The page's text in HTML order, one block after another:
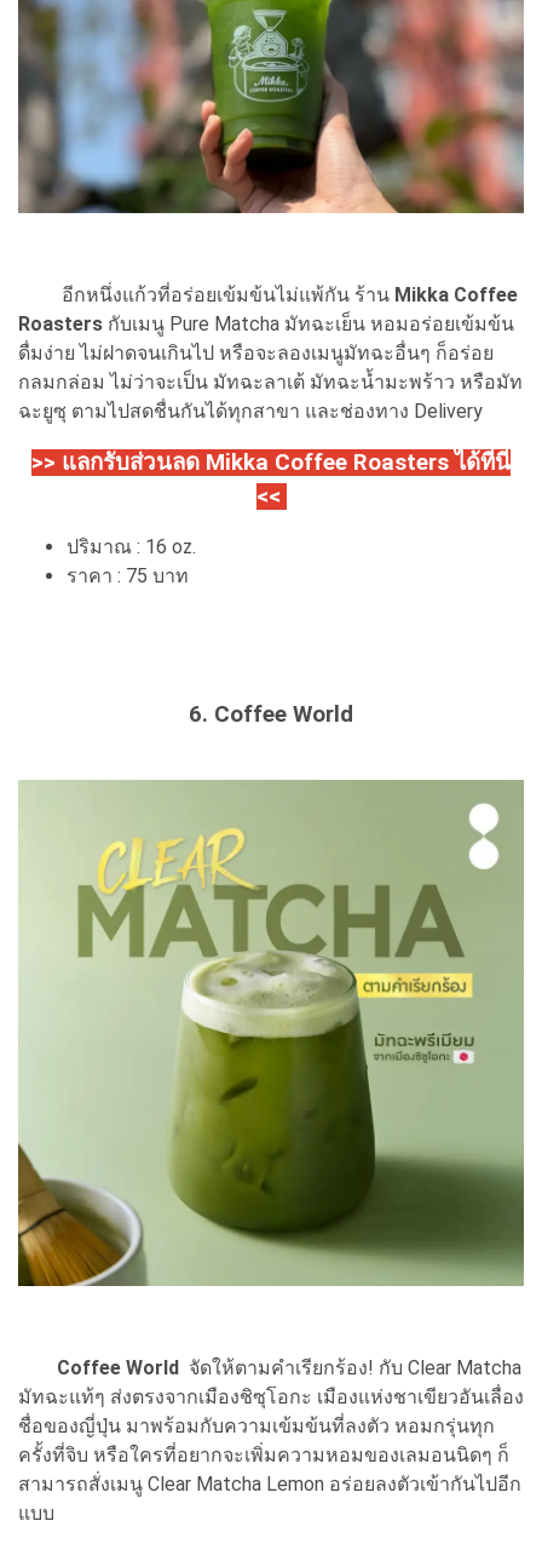
อีกหนึ่งแก้วที่อร่อยเข้มข้นไม่แพ้กัน ร้าน Mikka Coffee
Roasters กับเมนู Pure Matcha มัทฉะเย็น หอมอร่อยเข้มข้น
ดื่มง่าย ไม่ฝาดจนเกินไป หรือจะลองเมนูมัทฉะอื่นๆ ก็อร่อย
กลมกล่อม ไม่ว่าจะเป็น มัทฉะลาเต้ มัทฉะน้ำมะพร้าว หรือมัท
ฉะยูซุ ตามไปสดชื่นกันได้ทุกสาขา และช่องทาง Delivery
>> แลกรับส่วนลด Mikka Coffee Roasters ได้ที่นี่
<<
ปริมาณ : 16 oz.
ราคา : 75 บาท
6. Coffee World
Coffee World จัดให้ตามคำเรียกร้อง! กับ Clear Matcha
มัทฉะแท้ๆ ส่งตรงจากเมืองชิซุโอกะ เมืองแห่งชาเขียวอันเลื่อง
ชื่อของญี่ปุ่น มาพร้อมกับความเข้มข้นที่ลงตัว หอมกรุ่นทุก
ครั้งที่จิบ หรือใครที่อยากจะเพิ่มความหอมของเลมอนนิดๆ ก็
สามารถสั่งเมนู Clear Matcha Lemon อร่อยลงตัวเข้ากันไปอีก
แบบ